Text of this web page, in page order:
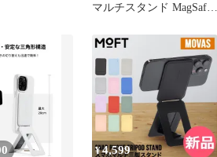
マルチスタンド MagSafe
¥4,599